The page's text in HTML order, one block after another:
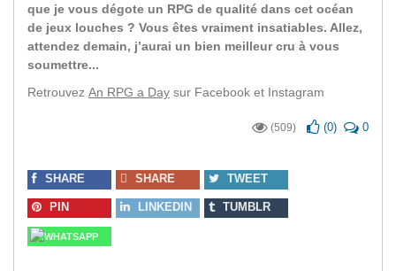
que je vous dégote un RPG de qualité dans cet océan
de jeux louches ? Vous êtes vraiment insatiables. Allez,
attendez demain, j’aurai un bien meilleur cru à vous
soumettre...
Retrouvez An RPG a Day sur Facebook et Instagram
(509) (0) 0
SHARE SHARE TWEET
PIN LINKEDIN TUMBLR